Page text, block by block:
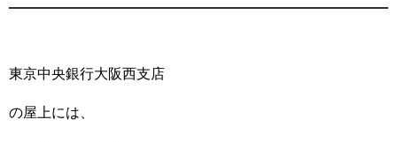
東京中央銀行大阪西支店
の屋上には、